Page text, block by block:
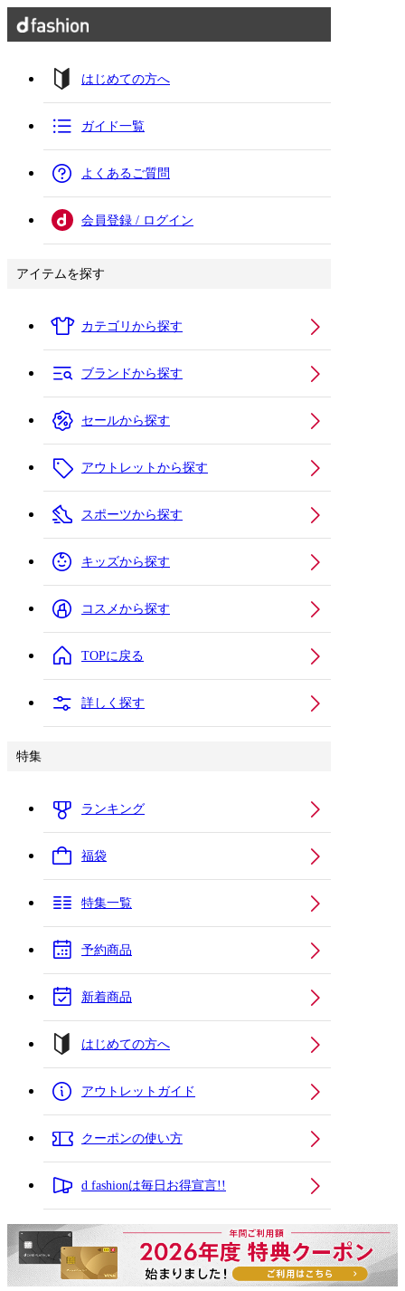
はじめての方へ
ガイド一覧
よくあるご質問
会員登録 / ログイン
アイテムを探す
カテゴリから探す
ブランドから探す
セールから探す
アウトレットから探す
スポーツから探す
キッズから探す
コスメから探す
TOPに戻る
詳しく探す
特集
ランキング
福袋
特集一覧
予約商品
新着商品
はじめての方へ
アウトレットガイド
クーポンの使い方
d fashionは毎日お得宣言!!